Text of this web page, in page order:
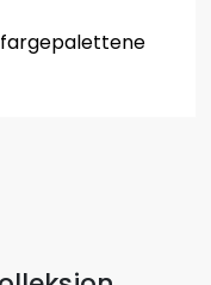
fargepalettene